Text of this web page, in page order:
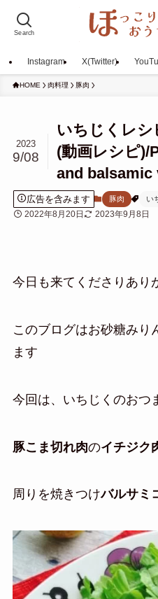
Search
Instagram X(Twitter)
HOME 肉料理 豚肉
いちじくレシ
(動画レシピ
and balsamic
2023
9/08
広告を含みます 豚肉 い
2022年8月20日 2023年9月8日
今日も来てくださりあり
このブログはお砂糖みり
ます
今回は、いちじくのおつ
豚こま切れ肉のイチジク
周りを焼きつけバルサミ